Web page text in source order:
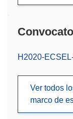
(se
nueva
H2020-
Ver todos
marco de